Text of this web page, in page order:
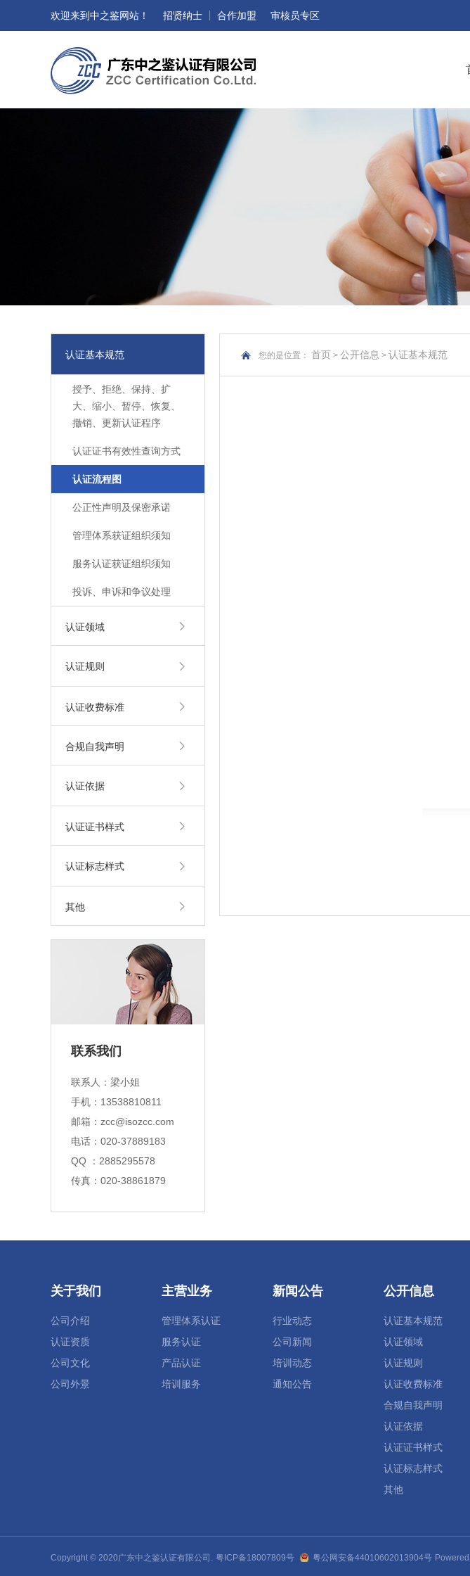
欢迎来到中之鉴网站！ 招贤纳士 合作加盟 审核员专区
认证基本规范
授予、拒绝、保持、扩
大、缩小、暂停、恢复、
撤销、更新认证程序
认证证书有效性查询方式
认证流程图
公正性声明及保密承诺
管理体系获证组织须知
服务认证获证组织须知
投诉、申诉和争议处理
认证领域
认证规则
认证收费标准
合规自我声明
认证依据
认证证书样式
认证标志样式
其他
联系我们
联系人： 梁小姐
手机： 13538810811
邮箱： zcc@isozcc.com
电话： 020-37889183
QQ ： 2885295578
传真： 020-38861879
您的是位置： 首页 > 公开信息 > 认证基本规范
关于我们
公司介绍
认证资质
公司文化
公司外景
主营业务
管理体系认证
服务认证
产品认证
培训服务
新闻公告
行业动态
公司新闻
培训动态
通知公告
公开信息
认证基本规范
认证领域
认证规则
认证收费标准
合规自我声明
认证依据
认证证书样式
认证标志样式
其他
Copyright © 2020广东中之鉴认证有限公司. 粤ICP备18007809号 粤公网安备44010602013904号